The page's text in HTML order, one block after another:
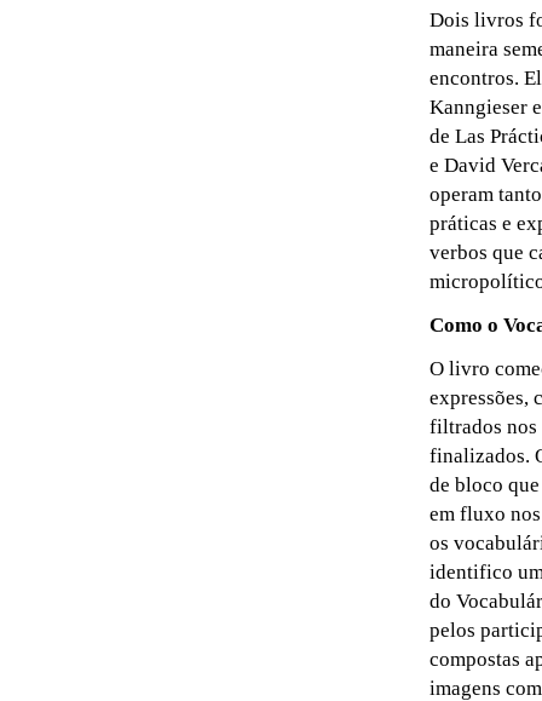
Dois livros
maneira
encontros.
Kanngieser
de Las
e David
operam
práticas e
verbos que
Como o
O livro
expressões,
filtrados nos
finalizados.
de bloco
em fluxo
os
identifico
do
pelos
compostas
imagens